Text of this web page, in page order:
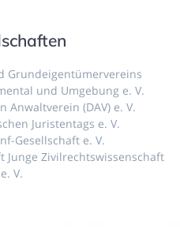
Grundeigentümervereins
und Umgebung e. V.
Anwaltverein (DAV) e. V.
Juristentags e. V.
Gesellschaft e. V.
Junge Zivilrechtswissenschaft
e. V.